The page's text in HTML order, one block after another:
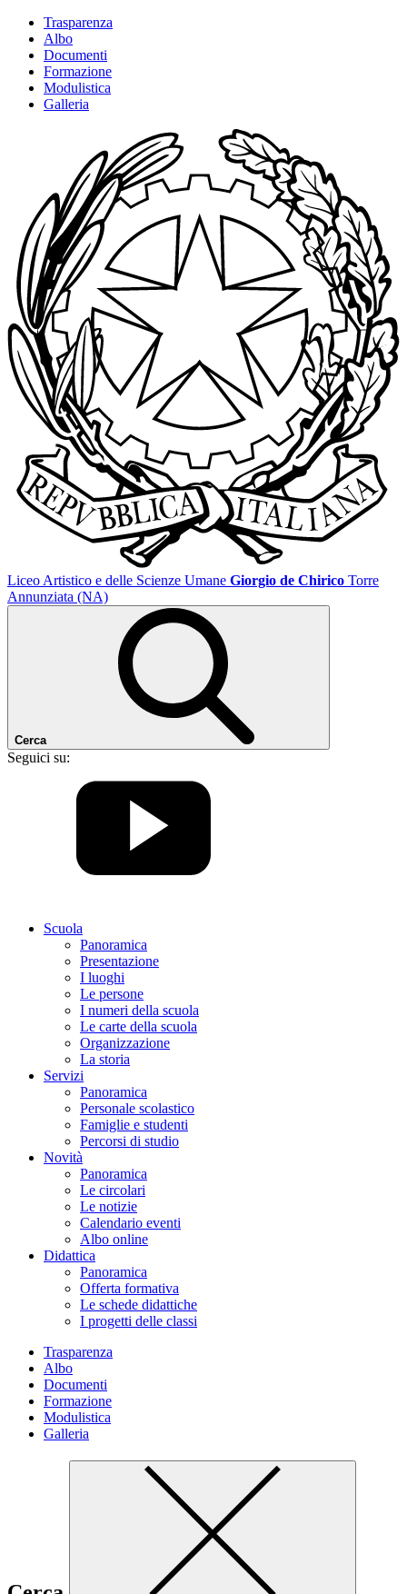
Trasparenza
Albo
Documenti
Formazione
Modulistica
Galleria
Liceo Artistico e delle Scienze Umane Giorgio de Chirico Torre
Annunziata (NA)
Cerca
Seguici su:
Scuola
Panoramica
Presentazione
I luoghi
Le persone
I numeri della scuola
Le carte della scuola
Organizzazione
La storia
Servizi
Panoramica
Personale scolastico
Famiglie e studenti
Percorsi di studio
Novità
Panoramica
Le circolari
Le notizie
Calendario eventi
Albo online
Didattica
Panoramica
Offerta formativa
Le schede didattiche
I progetti delle classi
Trasparenza
Albo
Documenti
Formazione
Modulistica
Galleria